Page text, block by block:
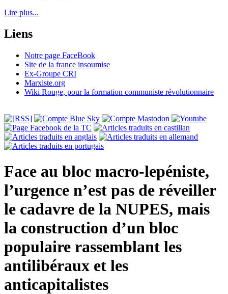
Lire plus...
Liens
Notre page FaceBook
Site de la france insoumise
Ex-Groupe CRI
Marxiste.org
Wiki Rouge, pour la formation communiste révolutionnaire
Face au bloc macro-lepéniste,
l’urgence n’est pas de réveiller
le cadavre de la NUPES, mais
la construction d’un bloc
populaire rassemblant les
antilibéraux et les
anticapitalistes